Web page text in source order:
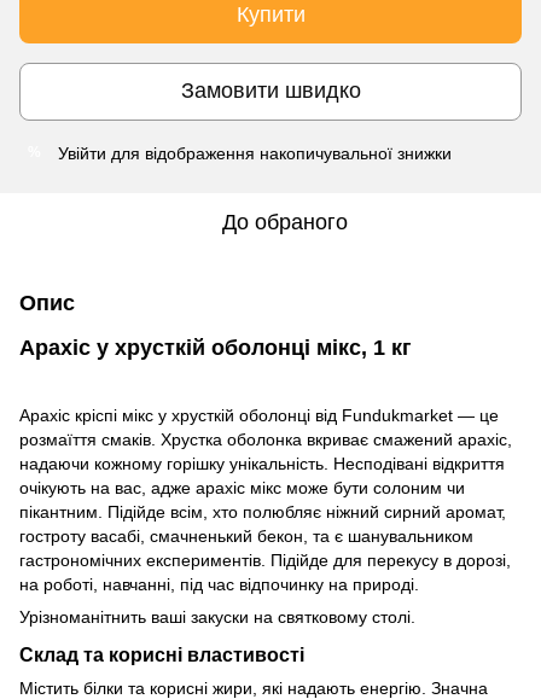
Купити
Замовити швидко
Увійти для відображення накопичувальної знижки
До обраного
Опис
Арахіс у хрусткій оболонці мікс, 1 кг
Арахіс кріспі мікс у хрусткій оболонці від Fundukmarket — це
розмаїття смаків. Хрустка оболонка вкриває смажений арахіс,
надаючи кожному горішку унікальність. Несподівані відкриття
очікують на вас, адже арахіс мікс може бути солоним чи
пікантним. Підійде всім, хто полюбляє ніжний сирний аромат,
гостроту васабі, смачненький бекон, та є шанувальником
гастрономічних експериментів. Підійде для перекусу в дорозі,
на роботі, навчанні, під час відпочинку на природі.
Урізноманітнить ваші закуски на святковому столі.
Склад та корисні властивості
Містить білки та корисні жири, які надають енергію. Значна